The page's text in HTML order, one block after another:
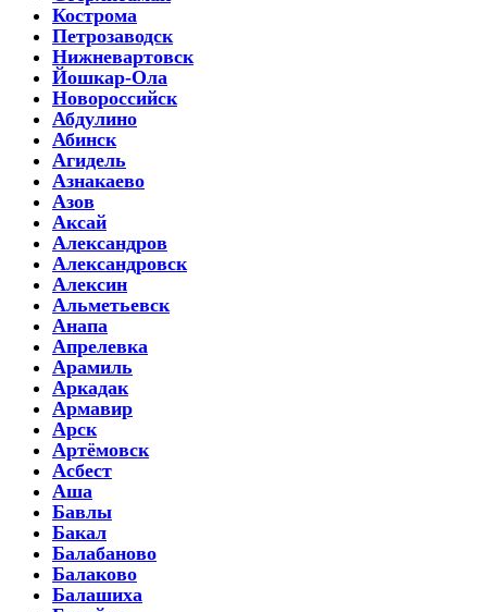
Кострома
Петрозаводск
Нижневартовск
Йошкар-Ола
Новороссийск
Абдулино
Абинск
Агидель
Азнакаево
Азов
Аксай
Александров
Александровск
Алексин
Альметьевск
Анапа
Апрелевка
Арамиль
Аркадак
Армавир
Арск
Артёмовск
Асбест
Аша
Бавлы
Бакал
Балабаново
Балаково
Балашиха